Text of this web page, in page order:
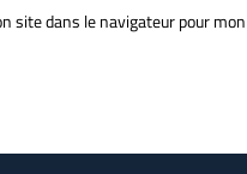
site dans le navigateur pour